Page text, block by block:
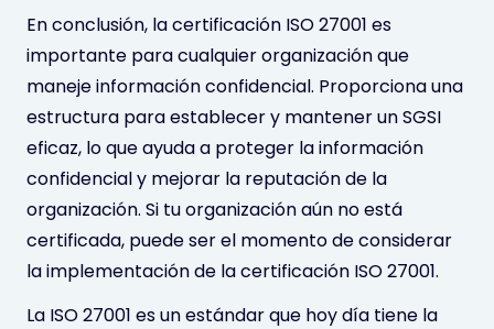
En conclusión, la certificación ISO 27001 es
importante para cualquier organización que
maneje información confidencial. Proporciona una
estructura para establecer y mantener un SGSI
eficaz, lo que ayuda a proteger la información
confidencial y mejorar la reputación de la
organización. Si tu organización aún no está
certificada, puede ser el momento de considerar
la implementación de la certificación ISO 27001.
La ISO 27001 es un estándar que hoy día tiene la